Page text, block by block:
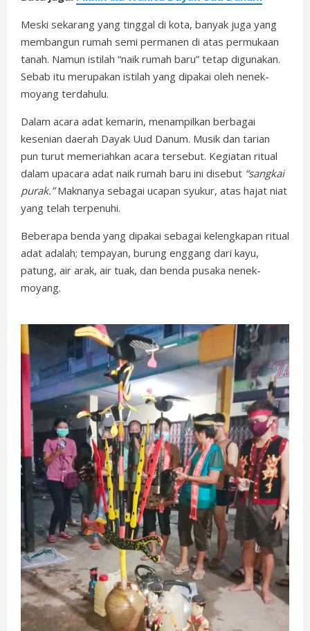
Meski sekarang yang tinggal di kota, banyak juga yang
membangun rumah semi permanen di atas permukaan
tanah. Namun istilah “naik rumah baru” tetap digunakan.
Sebab itu merupakan istilah yang dipakai oleh nenek-
moyang terdahulu.
Dalam acara adat kemarin, menampilkan berbagai
kesenian daerah Dayak Uud Danum. Musik dan tarian
pun turut memeriahkan acara tersebut. Kegiatan ritual
dalam upacara adat naik rumah baru ini disebut “sangkai
purak.”Maknanya sebagai ucapan syukur, atas hajat niat
yang telah terpenuhi.
Beberapa benda yang dipakai sebagai kelengkapan ritual
adat adalah; tempayan, burung enggang dari kayu,
patung, air arak, air tuak, dan benda pusaka nenek-
moyang.